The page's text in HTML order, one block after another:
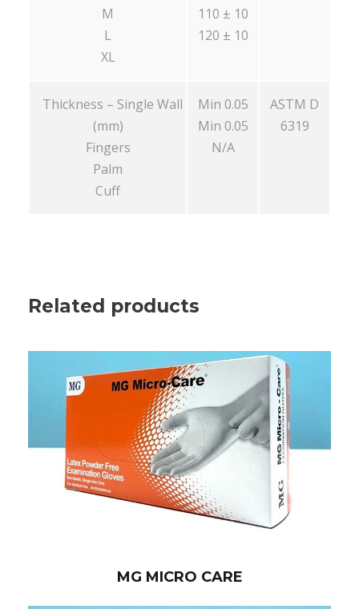
M
L
XL
110 ± 10
120 ± 10
Thickness – Single Wall
(mm)
Fingers
Palm
Cuff
Min 0.05
Min 0.05
N/A
ASTM D
6319
Related products
MG MICRO CARE